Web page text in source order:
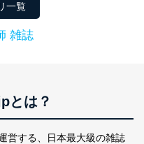
一覧
雑誌
とは？
営する、
日本最大級の雑誌